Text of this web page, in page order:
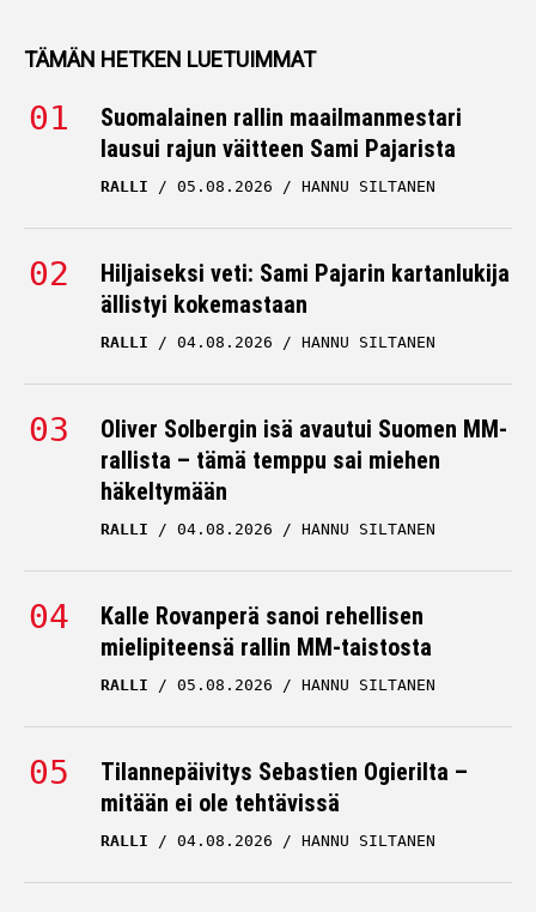
TÄMÄN HETKEN LUETUIMMAT
Suomalainen rallin maailmanmestari
lausui rajun väitteen Sami Pajarista
RALLI 05.08.2026 HANNU SILTANEN
Hiljaiseksi veti: Sami Pajarin kartanlukija
ällistyi kokemastaan
RALLI 04.08.2026 HANNU SILTANEN
Oliver Solbergin isä avautui Suomen MM-
rallista – tämä temppu sai miehen
häkeltymään
RALLI 04.08.2026 HANNU SILTANEN
Kalle Rovanperä sanoi rehellisen
mielipiteensä rallin MM-taistosta
RALLI 05.08.2026 HANNU SILTANEN
Tilannepäivitys Sebastien Ogierilta –
mitään ei ole tehtävissä
RALLI 04.08.2026 HANNU SILTANEN